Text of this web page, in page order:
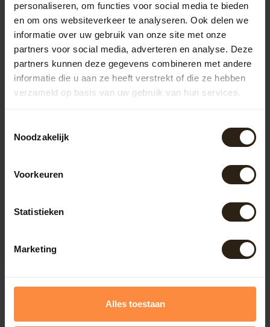
personaliseren, om functies voor social media te bieden
en om ons websiteverkeer te analyseren. Ook delen we
informatie over uw gebruik van onze site met onze
partners voor social media, adverteren en analyse. Deze
partners kunnen deze gegevens combineren met andere
informatie die u aan ze heeft verstrekt of die ze hebben
verzameld op basis van uw gebruik van hun services.
Noodzakelijk
Voorkeuren
Statistieken
Marketing
Alles toestaan
Recent bekeken
een gebruikt authentiek 190
li...
Artikelcode: